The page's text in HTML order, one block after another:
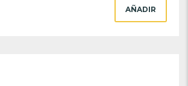
AÑADIR